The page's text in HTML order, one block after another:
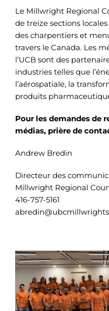
Le Millwright Regional
de treize sections
des charpentiers et
travers le Canada. Les
l’UCB sont des
industries telles que
l’aérospatiale, la
produits
Pour les demandes de
médias, prière de
Andrew Bredin
Directeur des
Millwright Regional
416-757-5161